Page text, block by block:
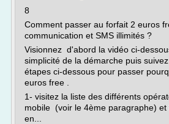
8
Comment passer au forfait 2 euros
communication et SMS illimités ?
Visionnez d'abord la vidéo ci-
simplicité de la démarche puis
étapes ci-dessous pour passer
euros free .
1- visitez la liste des différents
mobile (voir le 4ème paragraphe) et
en...